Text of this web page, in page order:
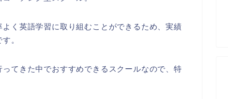
く英語学習に取り組むことができるため、実績
。
てきた中でおすすめできるスクールなので、特